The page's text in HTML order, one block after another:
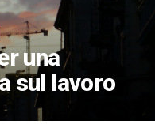
una
sul lavoro